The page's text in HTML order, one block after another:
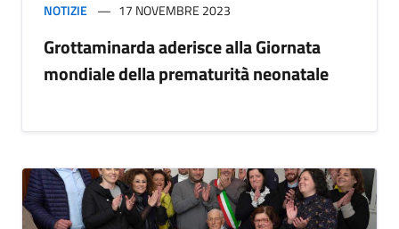
NOTIZIE 17 NOVEMBRE 2023
Grottaminarda aderisce alla Giornata
mondiale della prematurità neonatale